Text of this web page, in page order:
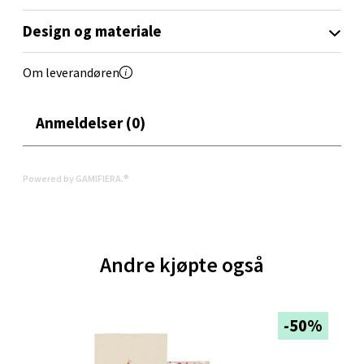
Design og materiale
Om leverandøren
Anmeldelser (0)
Powered by GAMIFIERA.®
Andre kjøpte også
-50%
Oppdal - Aunasenteret
Aunasenteret, Sunndalsvegen 3, 7340 Oppdal
Thon Senter Orkanger, Orkdalsveien 113, 7300
0 i butikk